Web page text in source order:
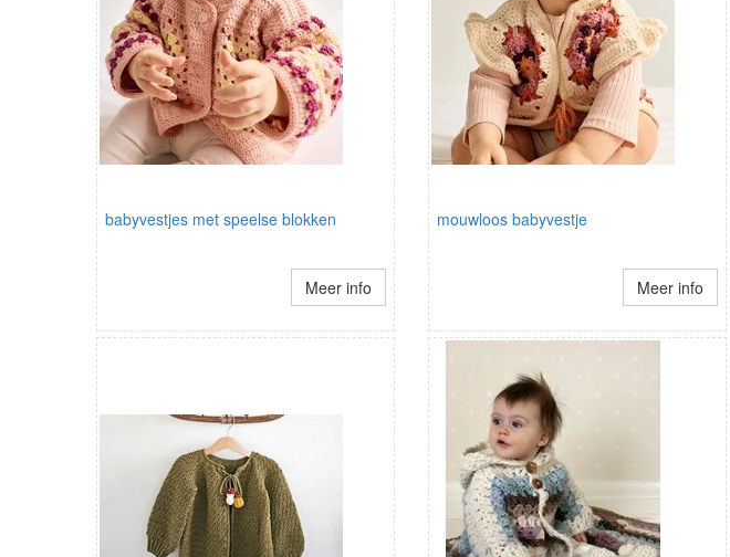
babyvestjes met speelse blokken
Meer info
mouwloos babyvestje
Meer info